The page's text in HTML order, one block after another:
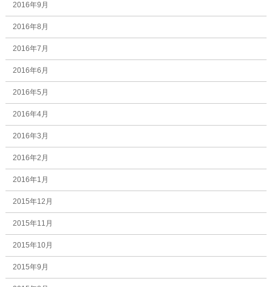
2016年9月
2016年8月
2016年7月
2016年6月
2016年5月
2016年4月
2016年3月
2016年2月
2016年1月
2015年12月
2015年11月
2015年10月
2015年9月